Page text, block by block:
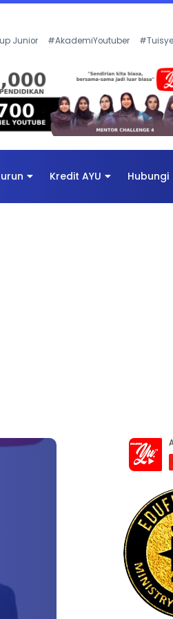
Junior #AkademiYoutuber
Kredit AYU Hubungi